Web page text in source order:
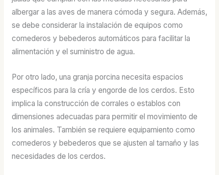
albergar a las aves de manera cómoda y segura. Además,
se debe considerar la instalación de equipos como
comederos y bebederos automáticos para facilitar la
alimentación y el suministro de agua.
Por otro lado, una granja porcina necesita espacios
específicos para la cría y engorde de los cerdos. Esto
implica la construcción de corrales o establos con
dimensiones adecuadas para permitir el movimiento de
los animales. También se requiere equipamiento como
comederos y bebederos que se ajusten al tamaño y las
necesidades de los cerdos.